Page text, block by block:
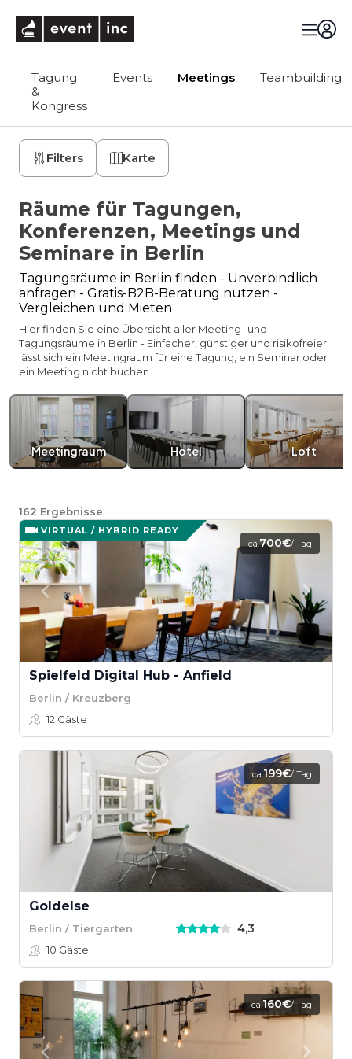
Tagung
&
Kongress
Events Meetings Teambuilding
Filters Karte
Räume für Tagungen,
Konferenzen, Meetings und
Seminare in Berlin
Tagungsräume in Berlin finden - Unverbindlich
anfragen - Gratis-B2B-Beratung nutzen -
Vergleichen und Mieten
Hier finden Sie eine Übersicht aller Meeting- und
Tagungsräume in Berlin - Einfacher, günstiger und risikofreier
lässt sich ein Meetingraum für eine Tagung, ein Seminar oder
ein Meeting nicht buchen.
Meetingraum Hotel Loft
162 Ergebnisse
VIRTUAL / HYBRID READY
ca.700€/ Tag
Spielfeld Digital Hub - Anfield
Berlin / Kreuzberg
12 Gäste
ca.199€/ Tag
Goldelse
Berlin / Tiergarten 4,3
10 Gäste
ca.160€/ Tag